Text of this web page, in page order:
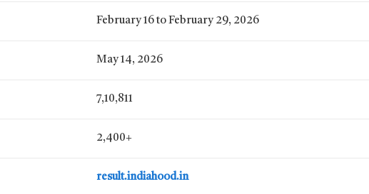
February 16 to February 29, 2026
May 14, 2026
7,10,811
2,400+
result.indiahood.in